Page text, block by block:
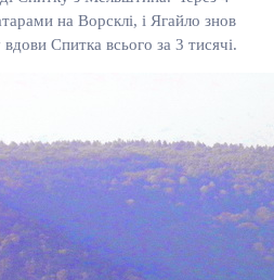
на Ворсклі, і Ягайло знов
Спитка всього за 3 тисячі.